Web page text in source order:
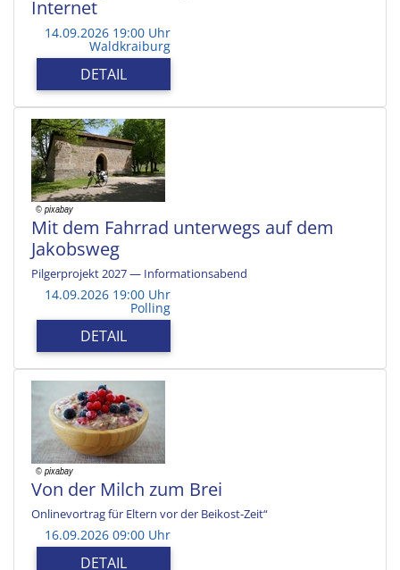
Internet
14.09.2026 19:00 Uhr
Waldkraiburg
DETAIL
Mit dem Fahrrad unterwegs auf dem
Jakobsweg
Pilgerprojekt 2027 — Informationsabend
14.09.2026 19:00 Uhr
Polling
DETAIL
Von der Milch zum Brei
Onlinevortrag für Eltern vor der Beikost-Zeit“
16.09.2026 09:00 Uhr
DETAIL